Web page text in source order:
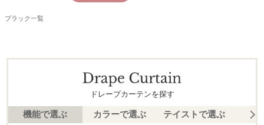
ブラック一覧
ドレープカーテンを探す
機能で選ぶ カラーで選ぶ テイストで選ぶ 柄